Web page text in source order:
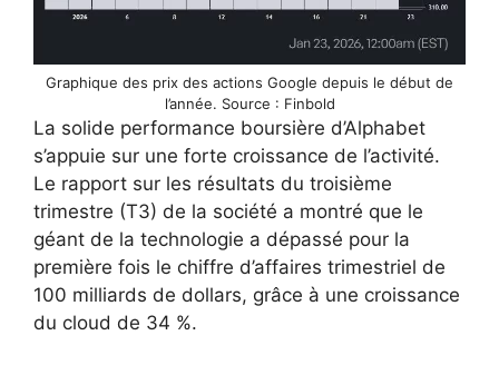
Graphique des prix des actions Google depuis le début de
l’année. Source : Finbold
La solide performance boursière d’Alphabet
s’appuie sur une forte croissance de l’activité.
Le rapport sur les résultats du troisième
trimestre (T3) de la société a montré que le
géant de la technologie a dépassé pour la
première fois le chiffre d’affaires trimestriel de
100 milliards de dollars, grâce à une croissance
du cloud de 34 %.